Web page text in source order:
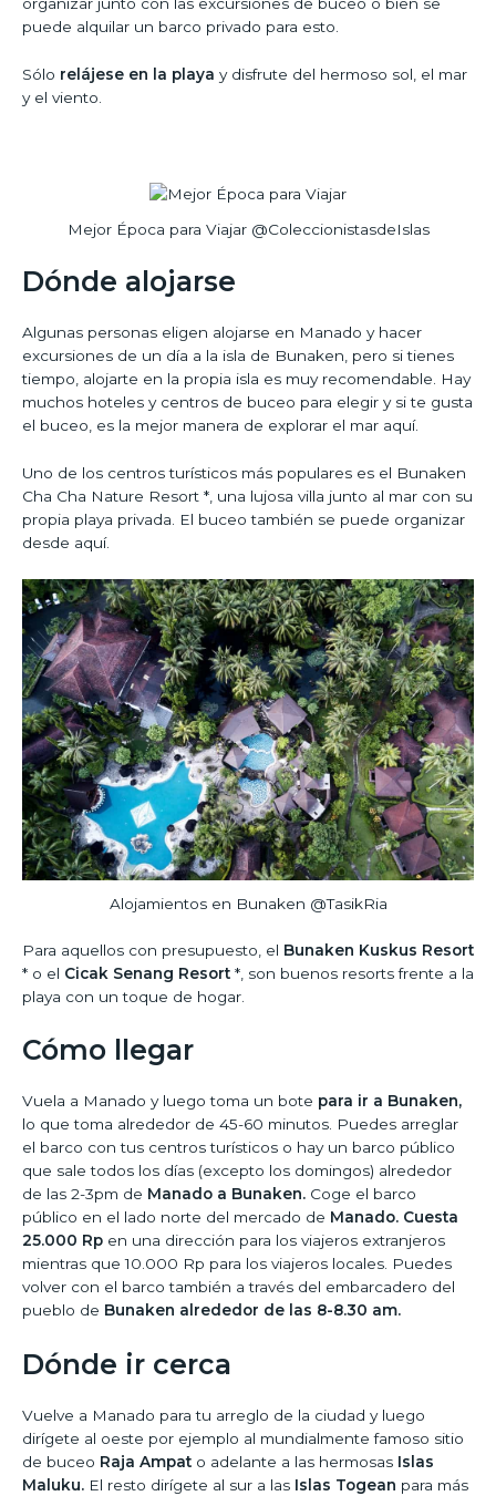
puede alquilar un barco privado para esto.
Sólo relájese en la playa y disfrute del hermoso sol, el mar
y el viento.
Mejor Época para Viajar @ColeccionistasdeIslas
Dónde alojarse
Algunas personas eligen alojarse en Manado y hacer
excursiones de un día a la isla de Bunaken, pero si tienes
tiempo, alojarte en la propia isla es muy recomendable. Hay
muchos hoteles y centros de buceo para elegir y si te gusta
el buceo, es la mejor manera de explorar el mar aquí.
Uno de los centros turísticos más populares es el Bunaken
Cha Cha Nature Resort *, una lujosa villa junto al mar con su
propia playa privada. El buceo también se puede organizar
desde aquí.
Alojamientos en Bunaken @TasikRia
Para aquellos con presupuesto, el Bunaken Kuskus Resort
* o el Cicak Senang Resort *, son buenos resorts frente a la
playa con un toque de hogar.
Cómo llegar
Vuela a Manado y luego toma un bote para ir a Bunaken,
lo que toma alrededor de 45-60 minutos. Puedes arreglar
el barco con tus centros turísticos o hay un barco público
que sale todos los días (excepto los domingos) alrededor
de las 2-3pm de Manado a Bunaken. Coge el barco
público en el lado norte del mercado de Manado. Cuesta
25.000 Rp en una dirección para los viajeros extranjeros
mientras que 10.000 Rp para los viajeros locales. Puedes
volver con el barco también a través del embarcadero del
pueblo de Bunaken alrededor de las 8-8.30 am.
Dónde ir cerca
Vuelve a Manado para tu arreglo de la ciudad y luego
dirígete al oeste por ejemplo al mundialmente famoso sitio
de buceo Raja Ampat o adelante a las hermosas Islas
Maluku. El resto dirígete al sur a las Islas Togean para más